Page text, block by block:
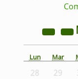
Lun Mar
28 29